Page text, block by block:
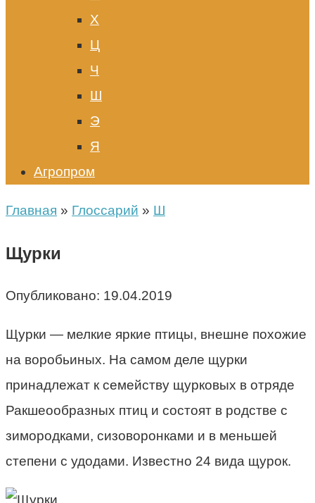
Х
Ц
Ч
Ш
Э
Я
Агропром
Главная » Глоссарий » Ш
Щурки
Опубликовано: 19.04.2019
Щурки — мелкие яркие птицы, внешне похожие
на воробьиных. На самом деле щурки
принадлежат к семейству щурковых в отряде
Ракшеообразных птиц и состоят в родстве с
зимородками, сизоворонками и в меньшей
степени с удодами. Известно 24 вида щурок.